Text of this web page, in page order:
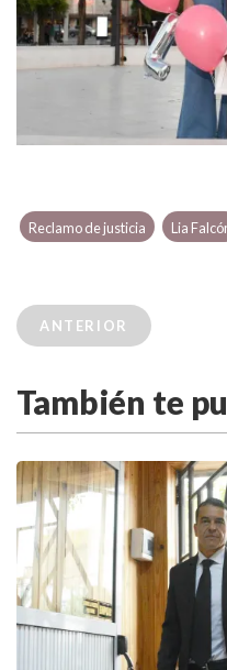
Reclamo de justicia Lia
ANTERIOR
También te